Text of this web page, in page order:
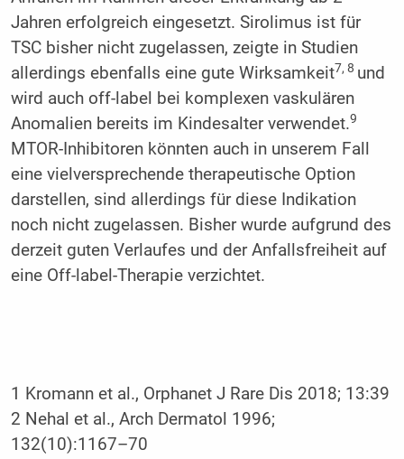
Jahren erfolgreich eingesetzt. Sirolimus ist für
TSC bisher nicht zugelassen, zeigte in Studien
allerdings ebenfalls eine gute Wirksamkeit7, 8 und
wird auch off-label bei komplexen vaskulären
Anomalien bereits im Kindesalter verwendet.9
MTOR-Inhibitoren könnten auch in unserem Fall
eine vielversprechende therapeutische Option
darstellen, sind allerdings für diese Indikation
noch nicht zugelassen. Bisher wurde aufgrund des
derzeit guten Verlaufes und der Anfallsfreiheit auf
eine Off-label-Therapie verzichtet.
1 Kromann et al., Orphanet J Rare Dis 2018; 13:39
2 Nehal et al., Arch Dermatol 1996;
132(10):1167–70